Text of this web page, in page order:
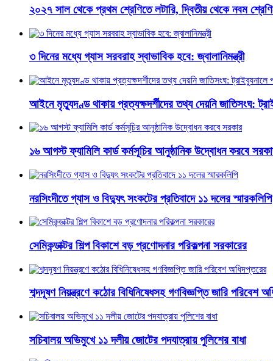
২০২৭ সাল থেকে প্রথম শ্রেণিতে লটারি, দ্বিতীয় থেকে নবম
৩ দিনের মধ্যে গ্যাস সরবরাহ স্বাভাবিক হবে: জ্বালানিমন্ত্রী
আইনে মৃত্যুদণ্ড থাকায় প্রত্যক্ষদর্শীদের তথ্য দেয়নি জাতিসংঘ:
১৬ আগস্ট ফ্যামিলি কার্ড কর্মসূচির আনুষ্ঠানিক উদ্বোধন করবে
নরসিংদীতে গ্যাস ও বিদ্যুৎ সংকটের প্রতিবাদে ১১ দলের স্মারকলিপি
সেমিকন্ডাক্টর শিল্প বিকাশে বড় প্রণোদনার পরিকল্পনা সরকারের
শব্দদূষণ নিয়ন্ত্রণে কঠোর বিধিনিষেধসহ গণবিজ্ঞপ্তি জারি পরিবেশ
সচিবালয় অভিমুখে ১১ দলীয় জোটের পদযাত্রায় পুলিশের বাধা